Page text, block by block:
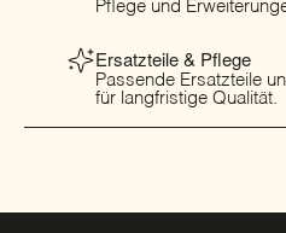
Pflege und
Ersatzteile & Pflege
Passende Ersatzteile
für langfristige Qualität.